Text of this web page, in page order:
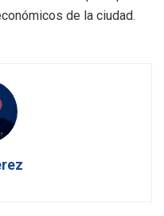
de la ciudad.